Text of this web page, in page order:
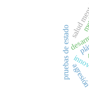
pruebas de estado